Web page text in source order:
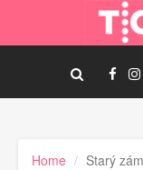
Home Starý